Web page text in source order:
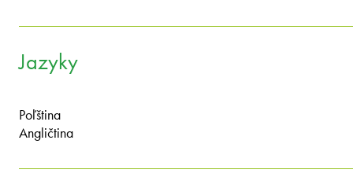
Jazyky
Poľština
Angličtina